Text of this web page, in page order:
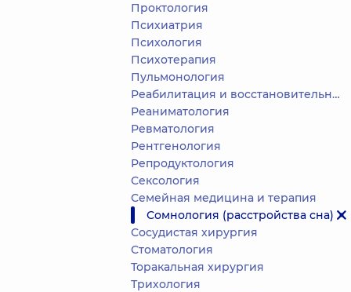
Проктология
Психиатрия
Психология
Психотерапия
Пульмонология
Реабилитация и восстановительное лечение
Реаниматология
Ревматология
Рентгенология
Репродуктология
Сексология
Семейная медицина и терапия
Сомнология (расстройства сна)
Сосудистая хирургия
Стоматология
Торакальная хирургия
Трихология